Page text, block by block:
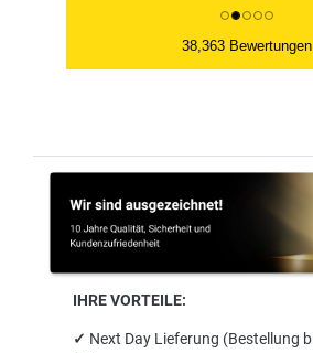
38,363 Bewertungen
IHRE VORTEILE:
✓ Next Day Lieferung (Bestellung